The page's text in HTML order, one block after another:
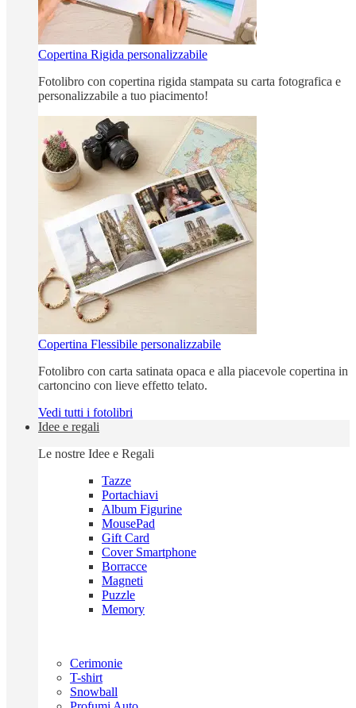
Copertina Rigida personalizzabile
Fotolibro con copertina rigida stampata su carta fotografica e
personalizzabile a tuo piacimento!
Copertina Flessibile personalizzabile
Fotolibro con carta satinata opaca e alla piacevole copertina in
cartoncino con lieve effetto telato.
Vedi tutti i fotolibri
Idee e regali
Le nostre Idee e Regali
Tazze
Portachiavi
Album Figurine
MousePad
Gift Card
Cover Smartphone
Borracce
Magneti
Puzzle
Memory
Cerimonie
T-shirt
Snowball